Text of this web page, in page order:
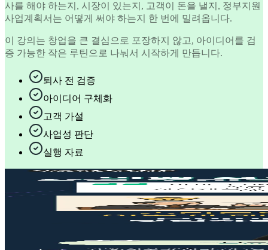
사를 해야 하는지, 시장이 있는지, 고객이 돈을 낼지, 정부지원
사업계획서는 어떻게 써야 하는지 한 번에 밀려옵니다.
이 강의는 창업을 큰 결심으로 포장하지 않고, 아이디어를 검
증 가능한 작은 루틴으로 나눠서 시작하게 만듭니다.
퇴사 전 검증
아이디어 구체화
고객 가설
사업성 판단
실행 자료